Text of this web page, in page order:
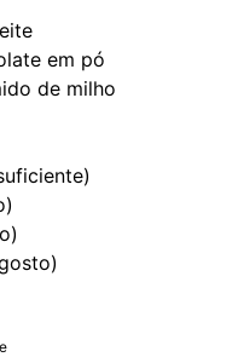
em pó
de milho